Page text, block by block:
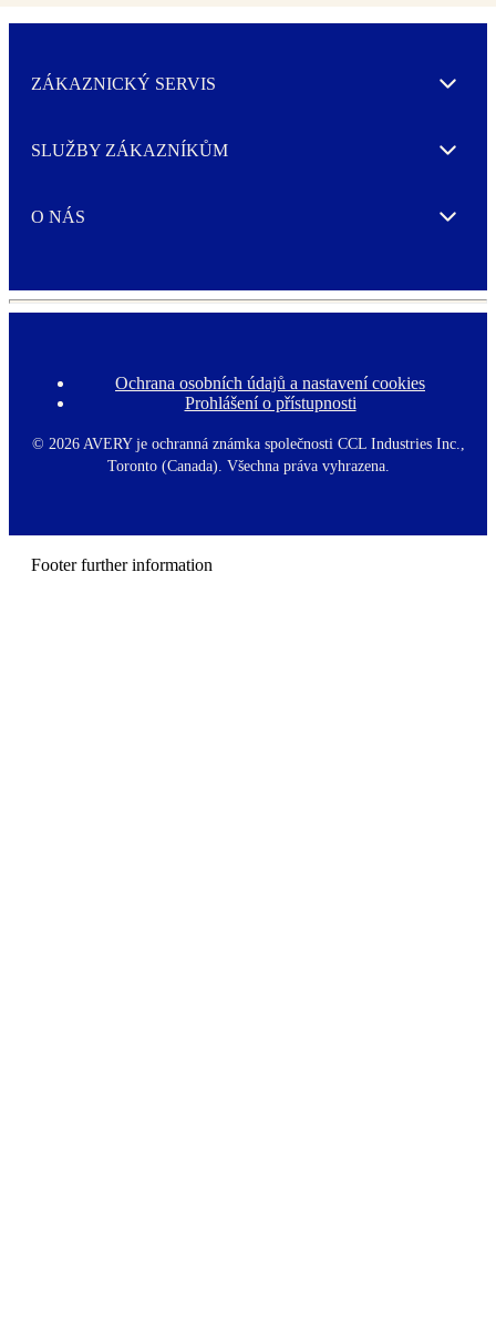
ZÁKAZNICKÝ SERVIS Expand
SLUŽBY ZÁKAZNÍKŮM Expand
O NÁS Expand
F
o
t
e
Ochrana osobních údajů a nastavení cookies
Prohlášení o přístupnosti
© 2026 AVERY je ochranná známka společnosti CCL Industries Inc.,
Toronto (Canada). Všechna práva vyhrazena.
Footer further information